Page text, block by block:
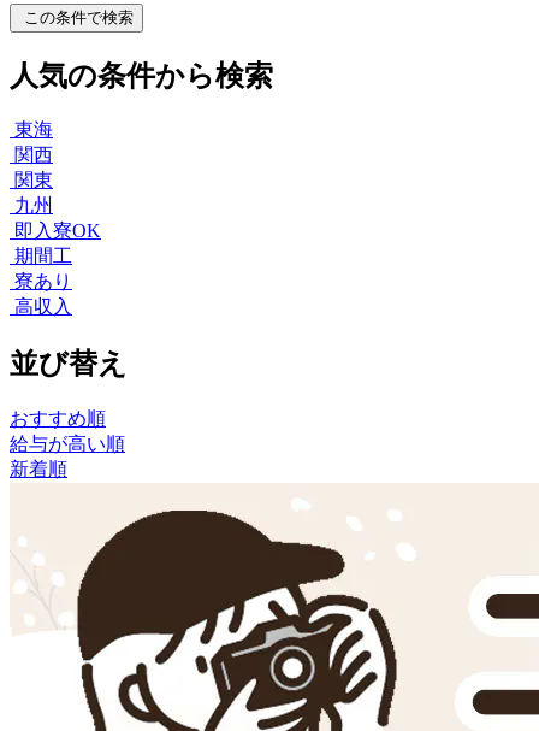
この条件で検索
人気の条件から検索
東海
関西
関東
九州
即入寮OK
期間工
寮あり
高収入
並び替え
おすすめ順
給与が高い順
新着順